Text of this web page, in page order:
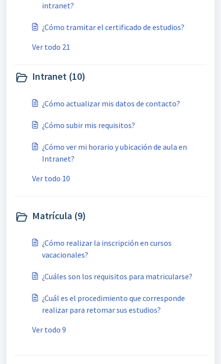
intranet?
¿Cómo tramitar el certificado de estudios?
Ver todo 21
Intranet (10)
¿Cómo actualizar mis datos de contacto?
¿Cómo subir mis requisitos?
¿Cómo ver mi horario y ubicación de aula en
Intranet?
Ver todo 10
Matrícula (9)
¿Cómo realizar la inscripción en cursos
vacacionales?
¿Cuáles son los requisitos para matricularse?
¿Cuál es el procedimiento que corresponde
realizar para retomar sus estudios?
Ver todo 9